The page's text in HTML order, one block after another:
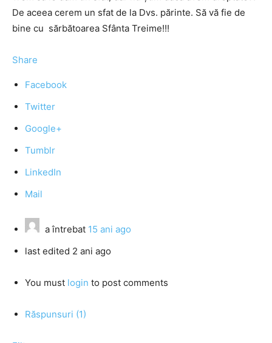
De aceea cerem un sfat de la Dvs. părinte. Să vă fie de
bine cu sărbătoarea Sfânta Treime!!!
Share
Facebook
Twitter
Google+
Tumblr
LinkedIn
Mail
a întrebat 15 ani ago
last edited 2 ani ago
You must login to post comments
Răspunsuri (1)